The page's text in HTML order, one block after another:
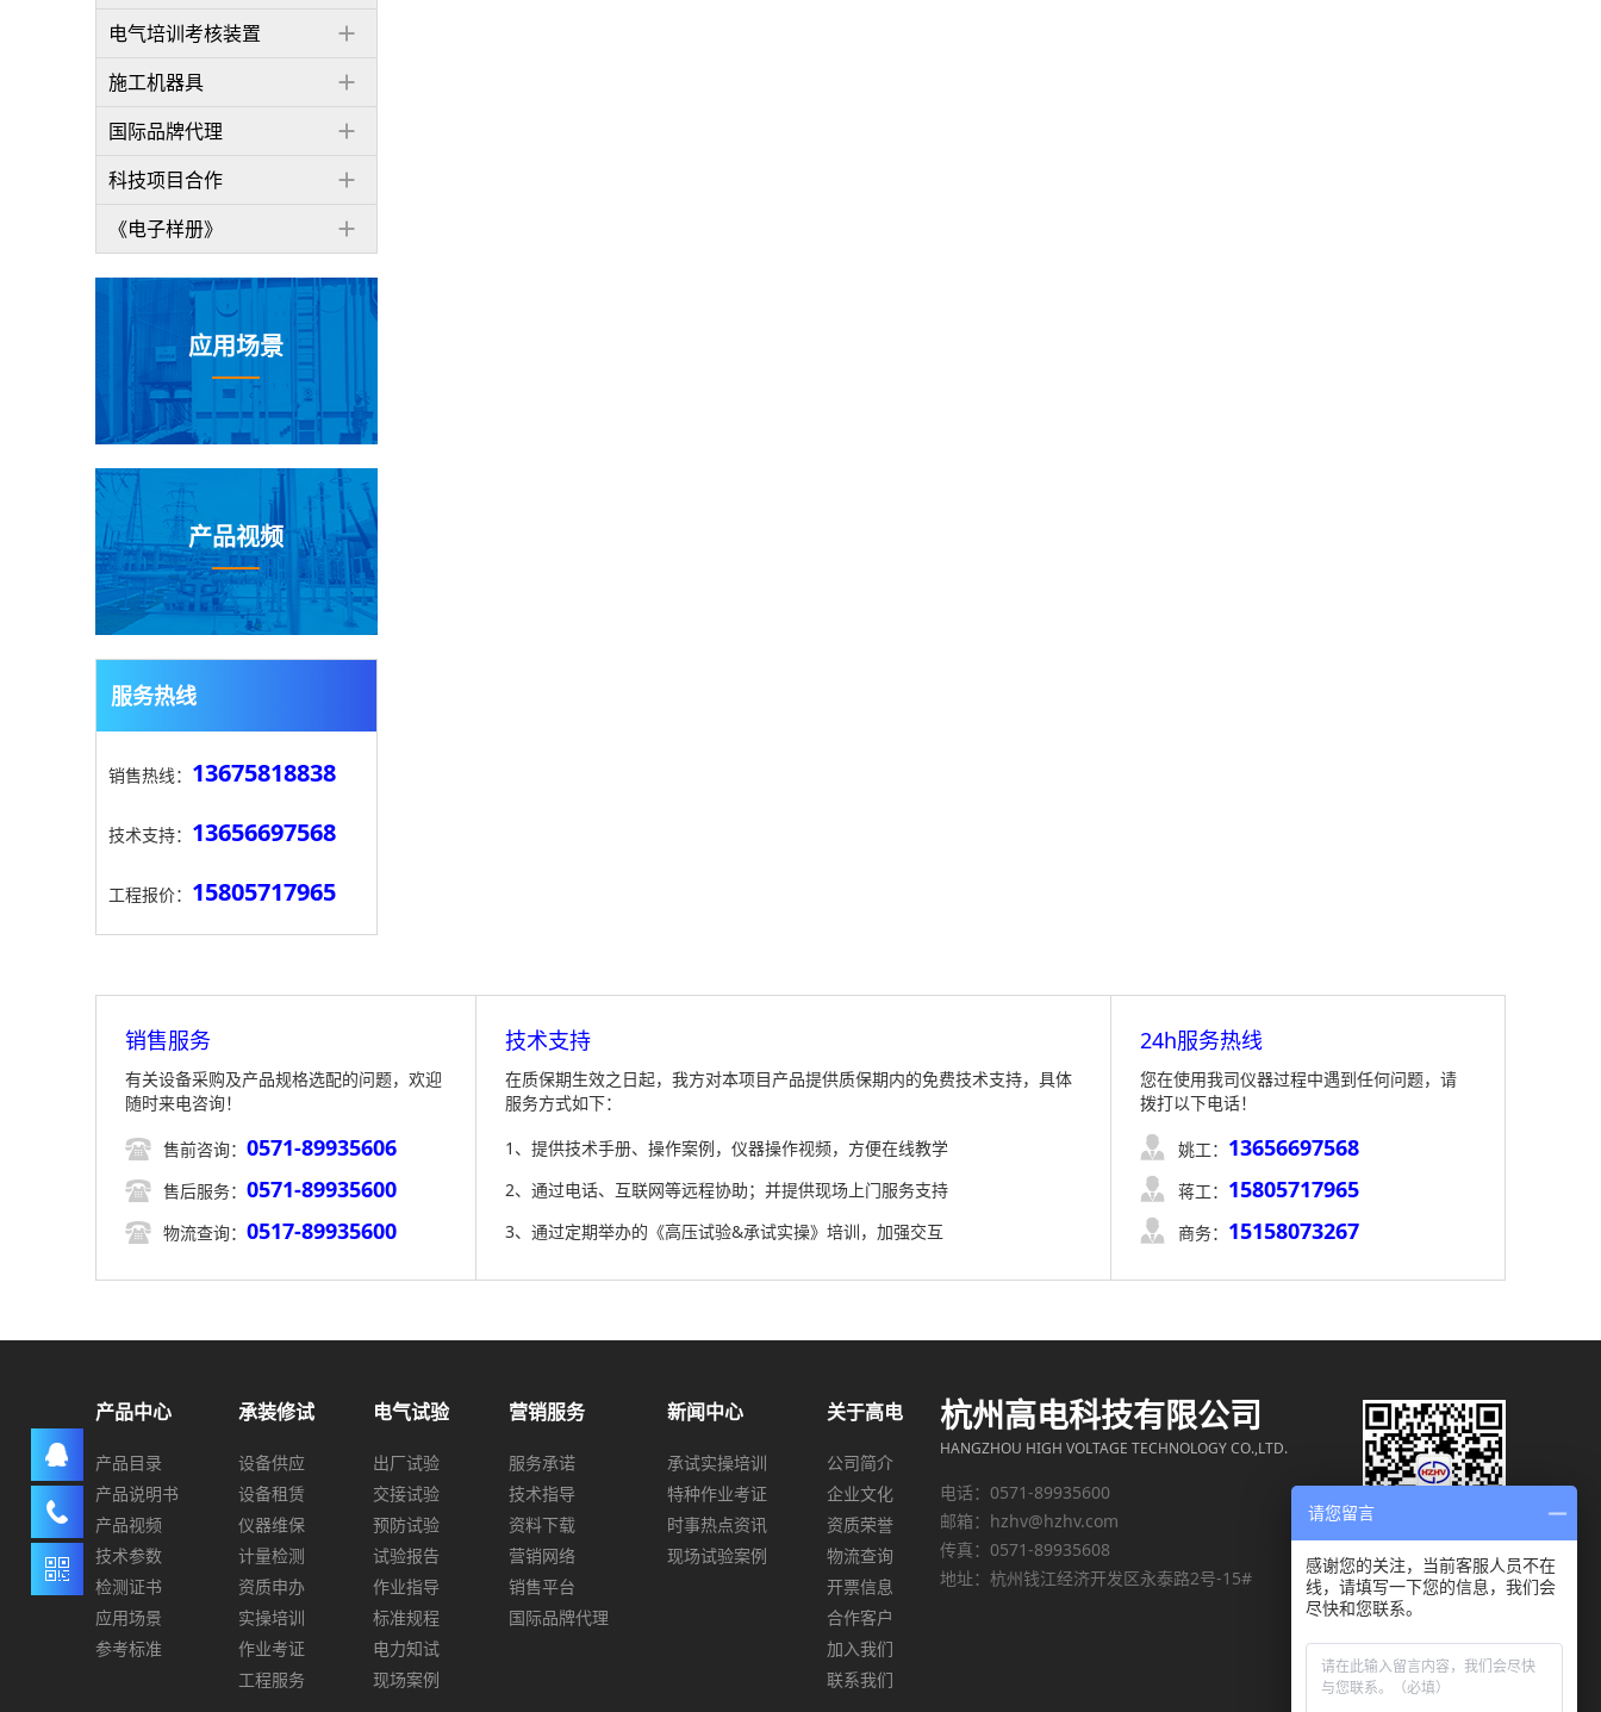
电气培训考核装置
施工机器具
国际品牌代理
科技项目合作
《电子样册》
应用场景
产品视频
服务热线
销售热线： 13675818838
技术支持： 13656697568
工程报价： 15805717965
销售服务
有关设备采购及产品规格选配的问题，欢迎
随时来电咨询！
 售前咨询： 0571-89935606
 售后服务： 0571-89935600
 物流查询： 0517-89935600
技术支持
在质保期生效之日起，我方对本项目产品提供质保期内的免费技术支持，具体
服务方式如下：
1、提供技术手册、操作案例，仪器操作视频，方便在线教学
2、通过电话、互联网等远程协助；并提供现场上门服务支持
3、通过定期举办的《高压试验&承试实操》培训，加强交互
24h服务热线
您在使用我司仪器过程中遇到任何问题，请
拨打以下电话！
 姚工： 13656697568
 蒋工： 15805717965
 商务： 15158073267
产品中心
产品目录
产品说明书
产品视频
技术参数
检测证书
应用场景
参考标准
承装修试
设备供应
设备租赁
仪器维保
计量检测
资质申办
实操培训
作业考证
工程服务
电气试验
出厂试验
交接试验
预防试验
试验报告
作业指导
标准规程
电力知试
现场案例
营销服务
服务承诺
技术指导
资料下载
营销网络
销售平台
国际品牌代理
新闻中心
承试实操培训
特种作业考证
时事热点资讯
现场试验案例
关于高电
公司简介
企业文化
资质荣誉
物流查询
开票信息
合作客户
加入我们
联系我们
杭州高电科技有限公司
HANGZHOU HIGH VOLTAGE TECHNOLOGY CO.,LTD.
电话：0571-89935600
邮箱： hzhv@hzhv.com
传真：0571-89935608
地址：杭州钱江经济开发区永泰路2号-15#
请您留言
感谢您的关注，当前客服人员不在
线，请填写一下您的信息，我们会
尽快和您联系。